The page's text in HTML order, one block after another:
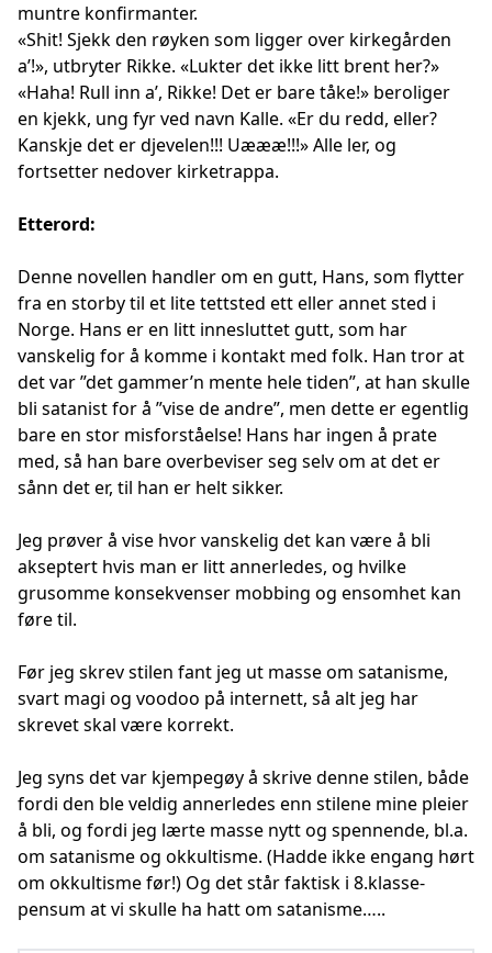
muntre konfirmanter.
«Shit! Sjekk den røyken som ligger over kirkegården
a’!», utbryter Rikke. «Lukter det ikke litt brent her?»
«Haha! Rull inn a’, Rikke! Det er bare tåke!» beroliger
en kjekk, ung fyr ved navn Kalle. «Er du redd, eller?
Kanskje det er djevelen!!! Uæææ!!!» Alle ler, og
fortsetter nedover kirketrappa.
Etterord:
Denne novellen handler om en gutt, Hans, som flytter
fra en storby til et lite tettsted ett eller annet sted i
Norge. Hans er en litt innesluttet gutt, som har
vanskelig for å komme i kontakt med folk. Han tror at
det var ”det gammer’n mente hele tiden”, at han skulle
bli satanist for å ”vise de andre”, men dette er egentlig
bare en stor misforståelse! Hans har ingen å prate
med, så han bare overbeviser seg selv om at det er
sånn det er, til han er helt sikker.
Jeg prøver å vise hvor vanskelig det kan være å bli
akseptert hvis man er litt annerledes, og hvilke
grusomme konsekvenser mobbing og ensomhet kan
føre til.
Før jeg skrev stilen fant jeg ut masse om satanisme,
svart magi og voodoo på internett, så alt jeg har
skrevet skal være korrekt.
Jeg syns det var kjempegøy å skrive denne stilen, både
fordi den ble veldig annerledes enn stilene mine pleier
å bli, og fordi jeg lærte masse nytt og spennende, bl.a.
om satanisme og okkultisme. (Hadde ikke engang hørt
om okkultisme før!) Og det står faktisk i 8.klasse-
pensum at vi skulle ha hatt om satanisme…..